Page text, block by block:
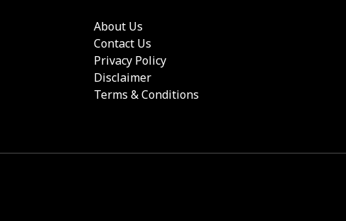
About Us
Contact Us
Privacy Policy
Disclaimer
Terms & Conditions